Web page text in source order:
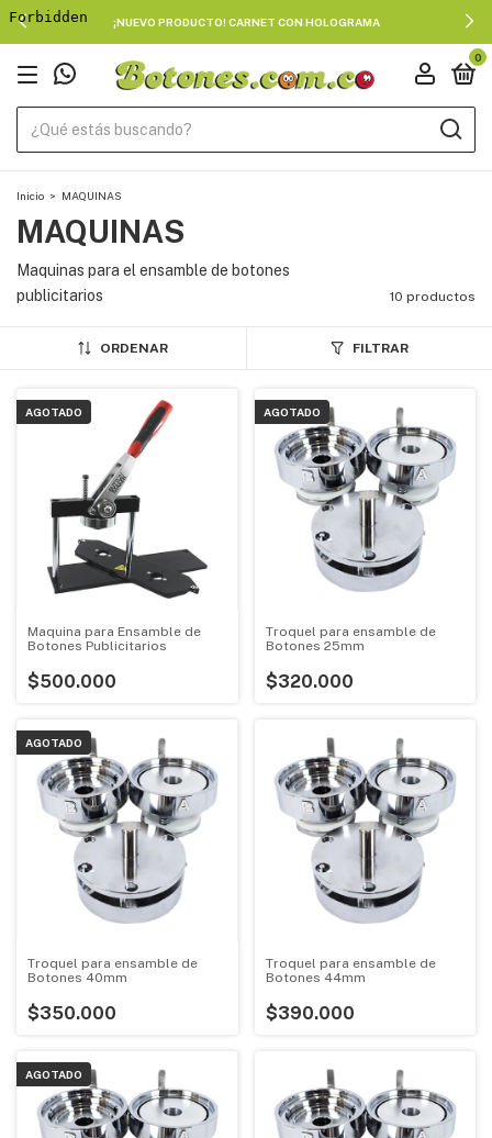
¡NUEVO PRODUCTO! CARNET CON HOLOGRAMA
0
Inicio > MAQUINAS
MAQUINAS
Maquinas para el ensamble de botones
publicitarios
10 productos
ORDENAR FILTRAR
AGOTADO
Maquina para Ensamble de
Botones Publicitarios
$500.000
AGOTADO
Troquel para ensamble de
Botones 25mm
$320.000
AGOTADO
Troquel para ensamble de
Botones 40mm
$350.000
Troquel para ensamble de
Botones 44mm
$390.000
AGOTADO